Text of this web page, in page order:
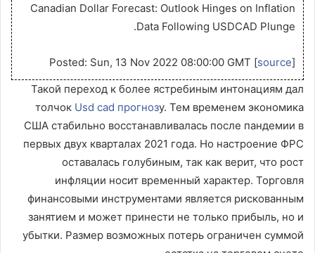
Canadian Dollar Forecast: Outlook Hinges on Inflation
Data Following USDCAD Plunge.
Posted: Sun, 13 Nov 2022 08:00:00 GMT [source]
Такой переход к более ястребиным интонациям дал
толчок Usd cad прогнозу. Тем временем экономика
США стабильно восстанавливалась после пандемии в
первых двух кварталах 2021 года. Но настроение ФРС
оставалась голубиным, так как верит, что рост
инфляции носит временный характер. Торговля
финансовыми инструментами является рискованным
занятием и может принести не только прибыль, но и
убытки. Размер возможных потерь ограничен суммой